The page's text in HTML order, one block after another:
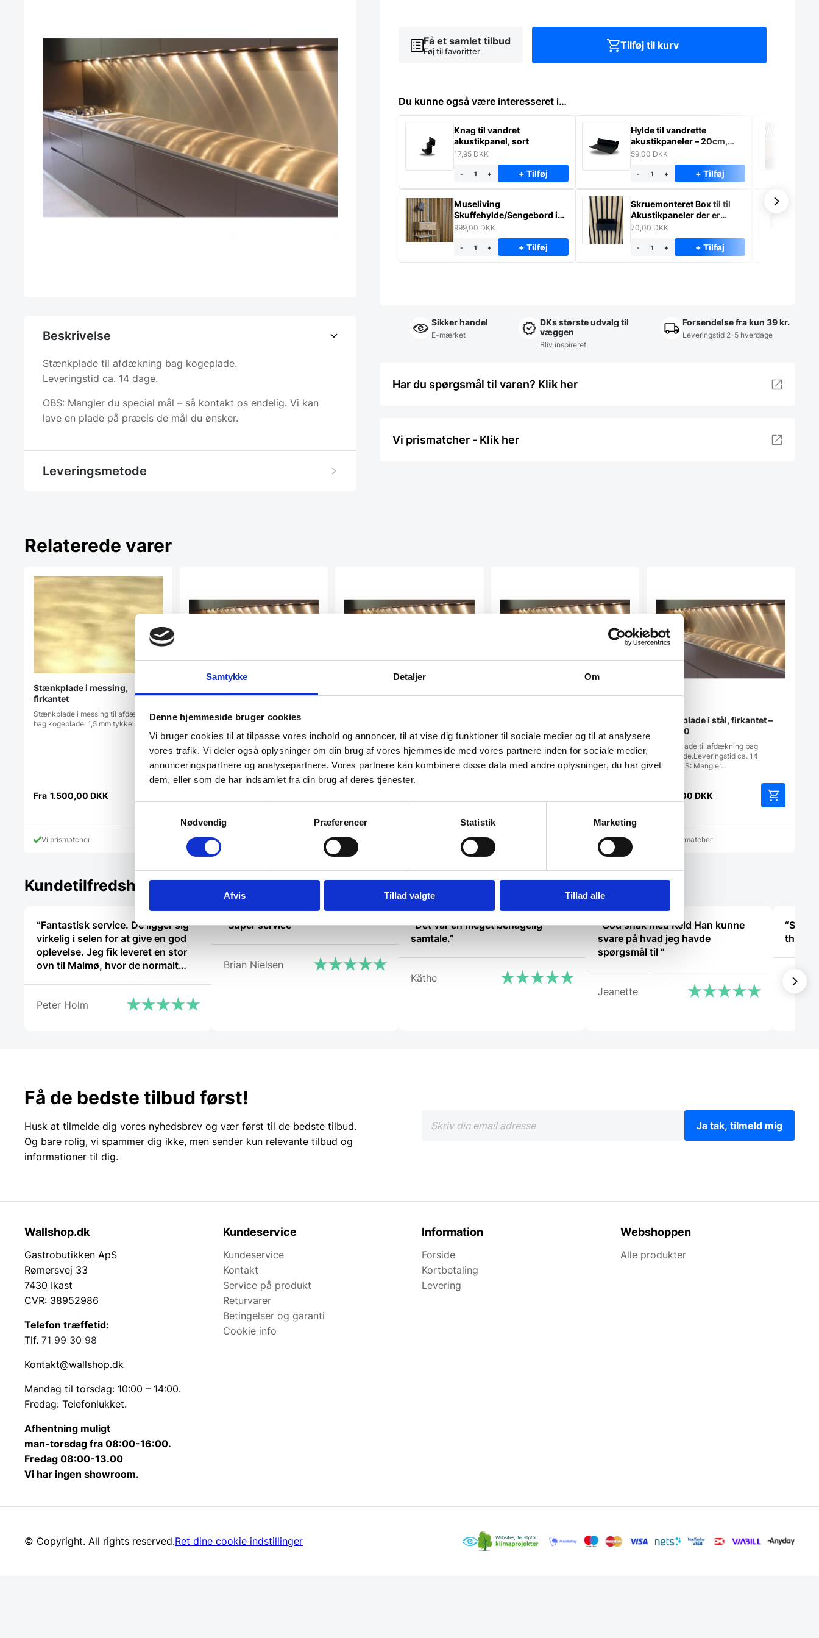
Samtykke Detaljer Om
Denne hjemmeside bruger cookies
Vi bruger cookies til at tilpasse vores indhold og annoncer, til at vise dig funktioner til sociale medier og til at analysere
vores trafik. Vi deler også oplysninger om din brug af vores hjemmeside med vores partnere inden for sociale medier,
annonceringspartnere og analysepartnere. Vores partnere kan kombinere disse data med andre oplysninger, du har givet
dem, eller som de har indsamlet fra din brug af deres tjenester.
Nødvendig
Præferencer Statistik Marketing
Afvis Tillad valgte Tillad alle
Beskrivelse
Stænkplade til afdækning bag kogeplade.
Leveringstid ca. 14 dage.
OBS: Mangler du special mål – så kontakt os endelig. Vi kan
lave en plade på præcis de mål du ønsker.
Leveringsmetode
Få et samlet tilbud
Føj til favoritter Tilføj til kurv
Du kunne også være interesseret i…
Knag til vandret
akustikpanel, sort
17,95 DKK
- + + Tilføj
Museliving
Skuffehylde/Sengebord i
massiv eg
999,00 DKK
- + + Tilføj
Hylde til vandrette
akustikpaneler – 20cm,
sort
59,00 DKK
- + + Tilføj
Skruemonteret Box til til
Akustikpaneler der er
monteret lodret
70,00 DKK
- + + Tilføj
Sikker handel
E-mærket
DKs største udvalg til
væggen
Bliv inspireret
Forsendelse fra kun 39 kr.
Leveringstid 2-5 hverdage
Har du spørgsmål til varen? Klik her
Vi prismatcher - Klik her
Relaterede varer
Stænkplade i messing,
firkantet
Stænkplade i messing til afdækning
bag kogeplade. 1,5 mm tykkelse…
Fra 1.500,00 DKK
Mulighederne
kan
varesiden
Vi prismatcher
Stænkplade i stål, firkantet –
120×40
Stænkplade til afdækning bag
kogeplade. Leveringstid ca. 14 dage.
OBS: Mangler…
Vi prismatcher
Stænkplade til afdækning bag
kogeplade. Leveringstid ca. 14 dage.
OBS: Mangler…
Vi prismatcher
100×50
Stænkplade til afdækning bag
kogeplade. Leveringstid ca. 14 dage.
OBS: Mangler…
Stænkplade i stål, firkantet –
100×40
Stænkplade til afdækning bag
kogeplade.Leveringstid ca. 14
dage.OBS: Mangler…
1.259,00 DKK
Vi prismatcher
Kundetilfredshed
“Fantastisk service. De ligger sig
virkelig i selen for at give en god
oplevelse. Jeg fik leveret en stor
ovn til Malmø, hvor de normalt
anbefale Gastrobutikken – som
Peter Holm
“Super service”
Brian Nielsen
“Det var en meget behagelig
samtale.”
Käthe
“God snak med Keld Han kunne
svare på hvad jeg havde
spørgsmål til “
Jeanette
“She
Få de bedste tilbud først!
Husk at tilmelde dig vores nyhedsbrev og vær først til de bedste tilbud.
Og bare rolig, vi spammer dig ikke, men sender kun relevante tilbud og
informationer til dig.
Ja tak, tilmeld mig
Wallshop.dk
Gastrobutikken ApS
Rømersvej 33
7430 Ikast
CVR: 38952986
Telefon træffetid:
Tlf. 71 99 30 98
Kontakt@wallshop.dk
Mandag til torsdag: 10:00 – 14:00.
Fredag: Telefonlukket.
Afhentning muligt
man-torsdag fra 08:00-16:00.
Fredag 08:00-13.00
Vi har ingen showroom.
Kundeservice
Kundeservice
Kontakt
Service på produkt
Returvarer
Betingelser og garanti
Cookie info
Information
Forside
Kortbetaling
Levering
Webshoppen
Alle produkter
© Copyright. All rights reserved.Ret dine cookie indstillinger